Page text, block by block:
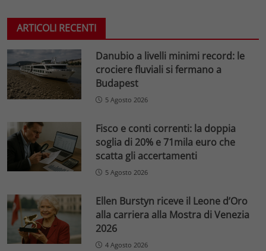
ARTICOLI RECENTI
Danubio a livelli minimi record: le
crociere fluviali si fermano a
Budapest
5 Agosto 2026
Fisco e conti correnti: la doppia
soglia di 20% e 71mila euro che
scatta gli accertamenti
5 Agosto 2026
Ellen Burstyn riceve il Leone d’Oro
alla carriera alla Mostra di Venezia
2026
4 Agosto 2026